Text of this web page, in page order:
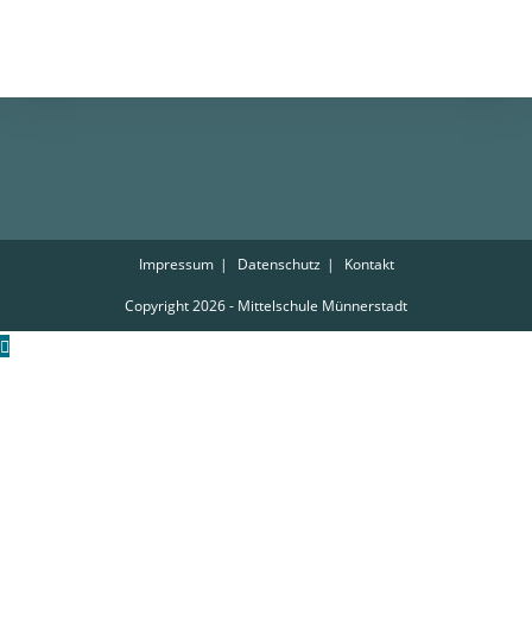
Impressum Datenschutz Kontakt
Copyright 2026 - Mittelschule Münnerstadt